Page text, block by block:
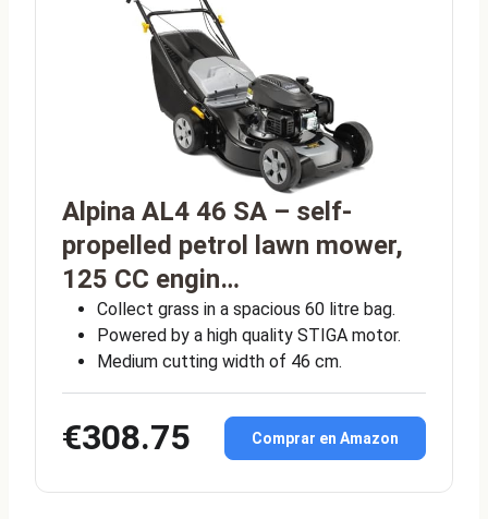
Alpina AL4 46 SA – self-
propelled petrol lawn mower,
125 CC engin…
Collect grass in a spacious 60 litre bag.
Powered by a high quality STIGA motor.
Medium cutting width of 46 cm.
€308.75 Comprar en Amazon